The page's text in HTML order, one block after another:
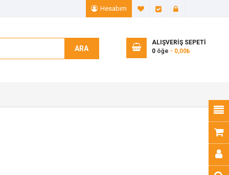
Hesabım A. Listem (0)
Ödeme
ARA
ALIŞVERIŞ SEPETI
0 öğe - 0,00₺